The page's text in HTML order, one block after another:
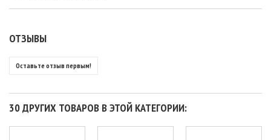
ОТЗЫВЫ
Оставьте отзыв первым!
30 ДРУГИХ ТОВАРОВ В ЭТОЙ КАТЕГОРИИ: